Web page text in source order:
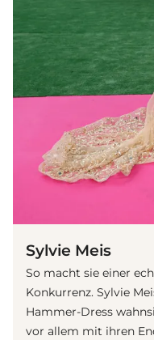
Sylvie Meis
So macht sie einer
Konkurrenz. Sylvie
Hammer-Dress
vor allem mit ihren